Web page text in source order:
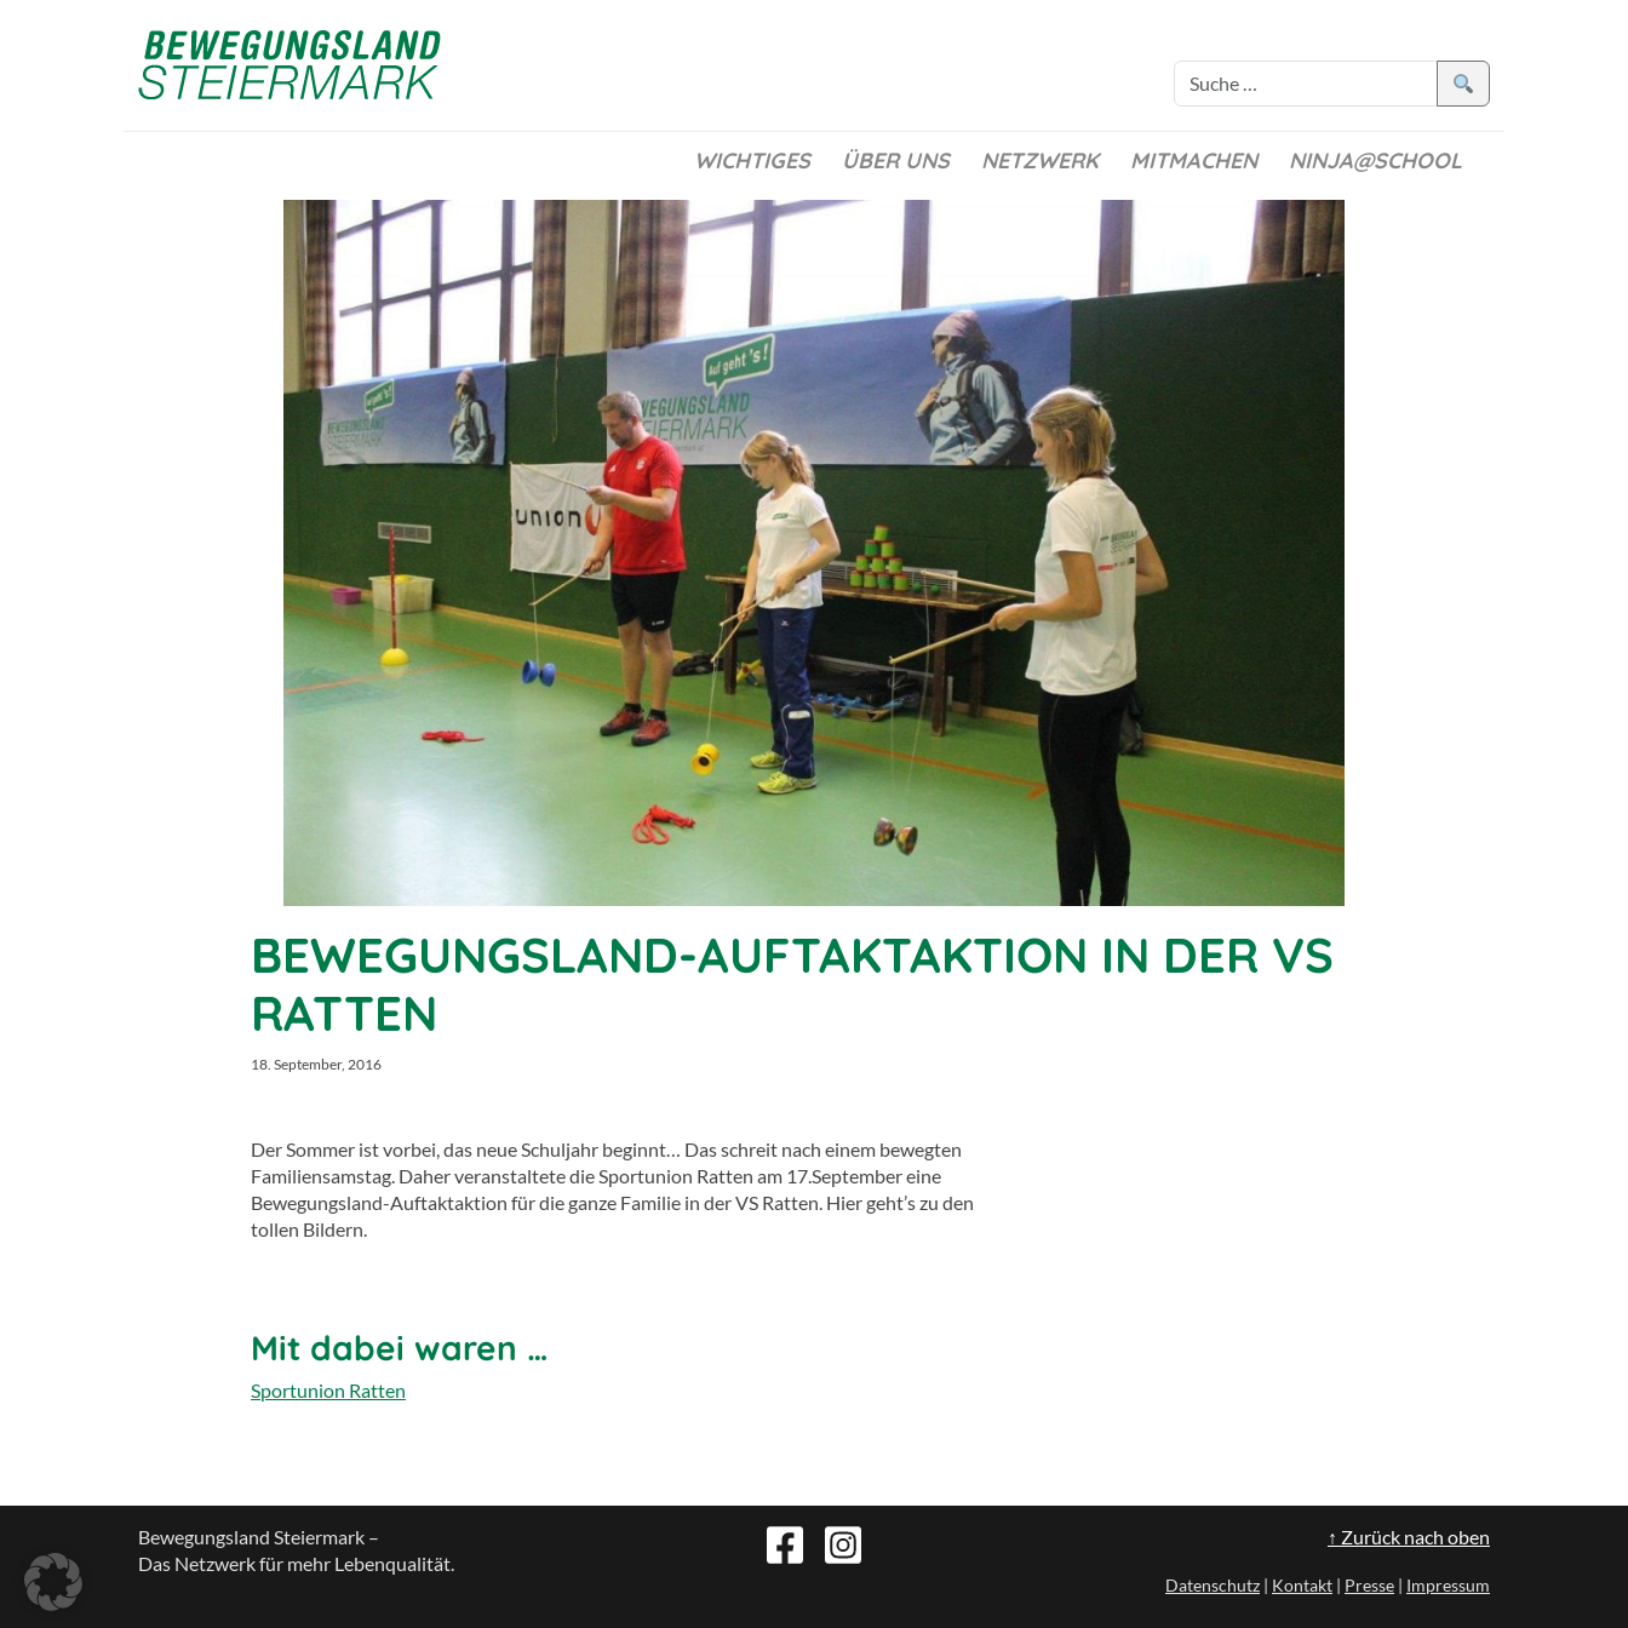
WICHTIGES ÜBER UNS NETZWERK MITMACHEN NINJA@SCHOOL
BEWEGUNGSLAND-AUFTAKTAKTION IN DER VS
RATTEN
18. September, 2016
Der Sommer ist vorbei, das neue Schuljahr beginnt… Das schreit nach einem bewegten
Familiensamstag. Daher veranstaltete die Sportunion Ratten am 17.September eine
Bewegungsland-Auftaktaktion für die ganze Familie in der VS Ratten. Hier geht’s zu den
tollen Bildern.
Mit dabei waren …
Sportunion Ratten
Bewegungsland Steiermark –
Das Netzwerk für mehr Lebenqualität.
↑ Zurück nach oben
Datenschutz | Kontakt | Presse | Impressum